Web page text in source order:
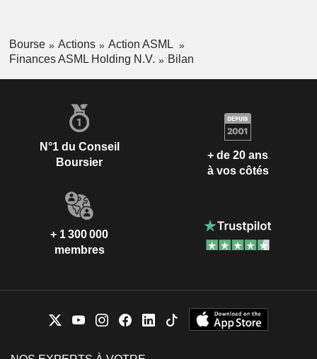
Bourse Actions
Action ASML
Finances ASML Holding N.V.
Bilan
N°1 du Conseil
Boursier
+ de 20 ans
à vos côtés
+ 1 300 000
membres